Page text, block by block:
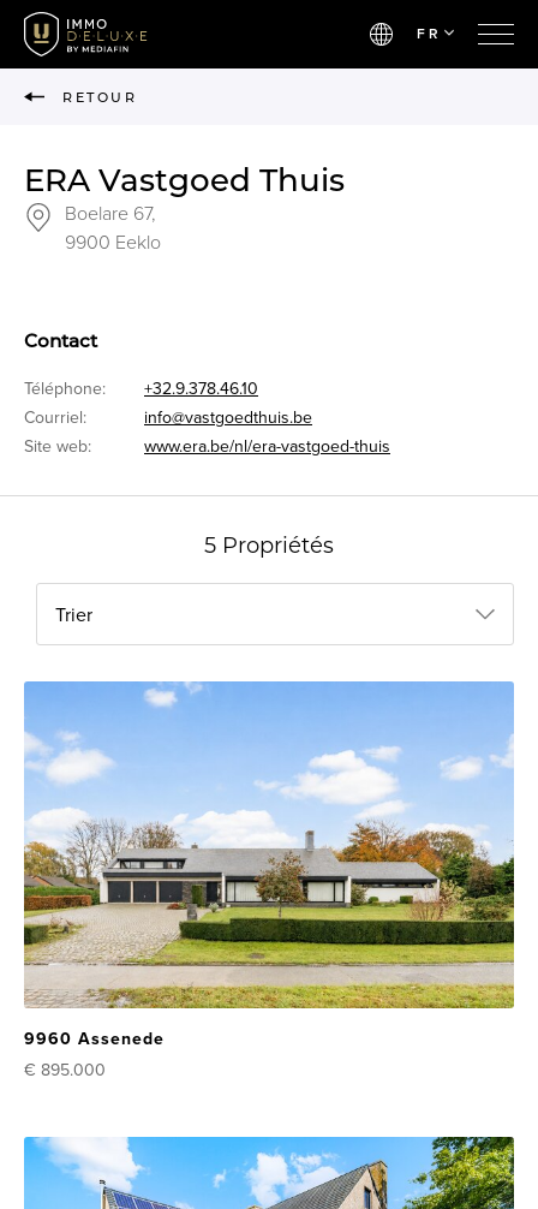
FR
RETOUR
ERA Vastgoed Thuis
Boelare 67,
9900 Eeklo
Contact
Téléphone:
+32.9.378.46.10
Courriel:
info@vastgoedthuis.be
Site web:
www.era.be/nl/era-vastgoed-thuis
5 Propriétés
Trier
9960 Assenede
€ 895.000